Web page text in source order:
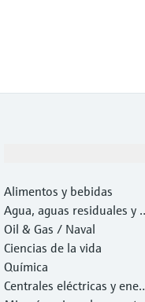
Alimentos y bebidas
Agua, aguas residuales y r
esiduos
Oil & Gas / Naval
Ciencias de la vida
Química
Centrales eléctricas y ener